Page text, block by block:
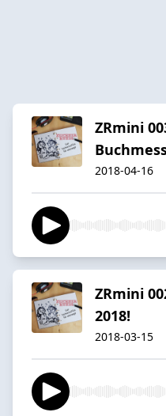
ZRmini
2018-04-16
ZRmini
2018!
2018-03-15